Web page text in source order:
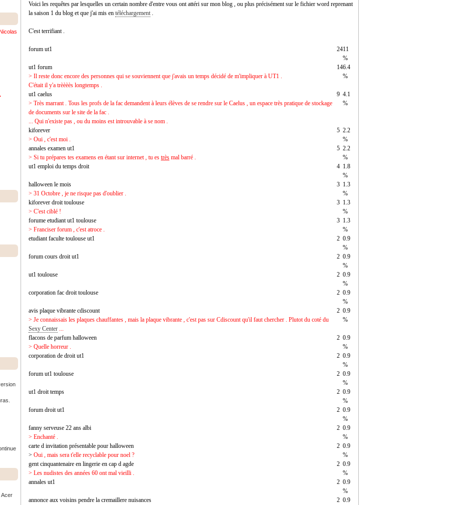
Acer
Voici les requêtes par lesquelles un certain nombre d'entre vous ont attéri sur mon blog , ou plus précisément sur le fichier word reprenant
la saison 1 du blog et que j'ai mis en téléchargement .
C'est terrifiant .
forum ut1 2411
%
ut1 forum
> Il reste donc encore des personnes qui se souviennent que j'avais un temps décidé de m'impliquer à UT1 .
C'était il y'a trèèèès longtemps .
146.4
%
ut1 caelus
> Très marrant . Tous les profs de la fac demandent à leurs élèves de se rendre sur le Caelus , un espace très pratique de stockage
de documents sur le site de la fac .
... Qui n'existe pas , ou du moins est introuvable à se nom .
9 4.1
%
kiforever
> Oui , c'est moi .
5 2.2
%
annales examen ut1
> Si tu prépares tes examens en étant sur internet , tu es très mal barré .
5 2.2
%
ut1 emploi du temps droit
4 1.8
%
halloween le mois
> 31 Octobre , je ne risque pas d'oublier .
3 1.3
%
kiforever droit toulouse
> C'est ciblé !
3 1.3
%
forume etudiant ut1 toulouse
> Franciser forum , c'est atroce .
3 1.3
%
etudiant faculte toulouse ut1
2 0.9
%
forum cours droit ut1
2 0.9
%
ut1 toulouse
2 0.9
%
corporation fac droit toulouse
2 0.9
%
avis plaque vibrante cdiscount
> Je connaissais les plaques chauffantes , mais la plaque vibrante , c'est pas sur Cdiscount qu'il faut chercher . Plutot du coté du
Sexy Center ...
2 0.9
%
flacons de parfum halloween
> Quelle horreur .
2 0.9
%
corporation de droit ut1
2 0.9
%
forum ut1 toulouse
2 0.9
%
ut1 droit temps
2 0.9
%
forum droit ut1
2 0.9
%
fanny serveuse 22 ans albi
> Enchanté .
2 0.9
%
carte d invitation présentable pour halloween
> Oui , mais sera t'elle recyclable pour noel ?
2 0.9
%
gent cinquantenaire en lingerie en cap d agde
> Les nudistes des années 60 ont mal vieilli .
2 0.9
%
annales ut1
2 0.9
%
annonce aux voisins pendre la cremaillere nuisances
2 0.9